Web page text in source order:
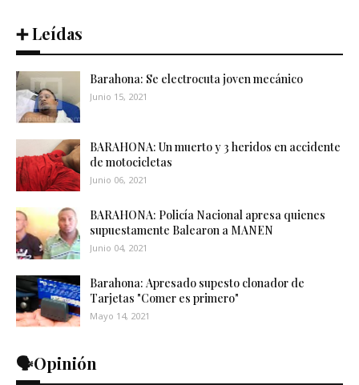
➕ Leídas
Barahona: Se electrocuta joven mecánico
Junio 15, 2021
BARAHONA: Un muerto y 3 heridos en accidente
de motocicletas
Junio 06, 2021
BARAHONA: Policía Nacional apresa quienes
supuestamente Balearon a MANEN
Junio 04, 2021
Barahona: Apresado supesto clonador de
Tarjetas "Comer es primero"
Mayo 14, 2021
🗣️Opinión